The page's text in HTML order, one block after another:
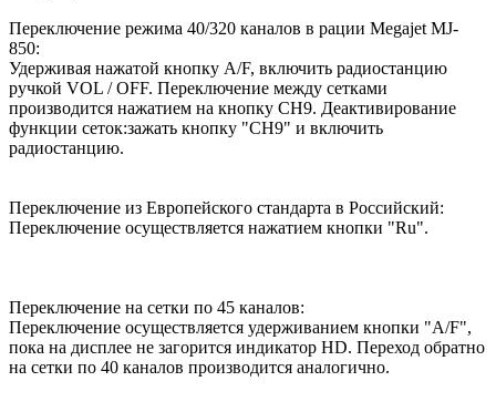
Переключение режима 40/320 каналов в рации Megajet MJ-
850:
Удерживая нажатой кнопку A/F, включить радиостанцию
ручкой VOL / OFF. Переключение между сетками
производится нажатием на кнопку СН9. Деактивирование
функции сеток:зажать кнопку "СН9" и включить
радиостанцию.
Переключение из Европейского стандарта в Российский:
Переключение осуществляется нажатием кнопки "Ru".
Переключение на сетки по 45 каналов:
Переключение осуществляется удерживанием кнопки "A/F",
пока на дисплее не загорится индикатор HD. Переход обратно
на сетки по 40 каналов производится аналогично.